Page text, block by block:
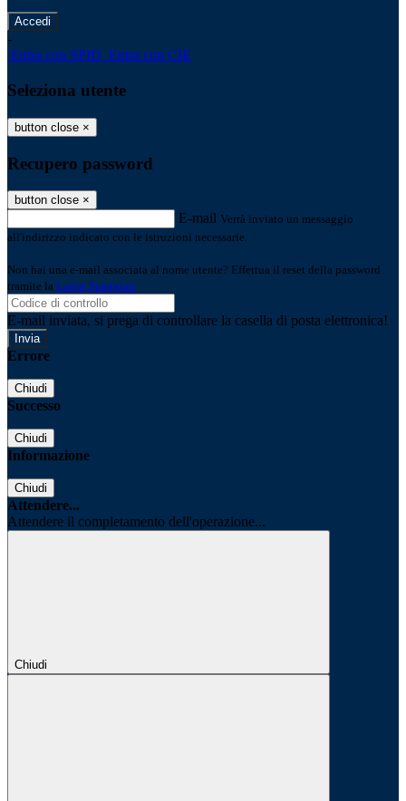
-
Entra con SPID Entra con CIE
Seleziona utente
button close ×
Recupero password
button close ×
E-mail Verrà inviato un messaggio
all'indirizzo indicato con le istruzioni necessarie.
Non hai una e-mail associata al nome utente? Effettua il reset della password
tramite la Login Spaggiari
E-mail inviata, si prega di controllare la casella di posta elettronica!
Errore
Chiudi
Successo
Chiudi
Informazione
Chiudi
Attendere...
Attendere il completamento dell'operazione...
Chiudi